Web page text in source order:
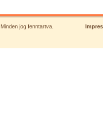
jog fenntartva.